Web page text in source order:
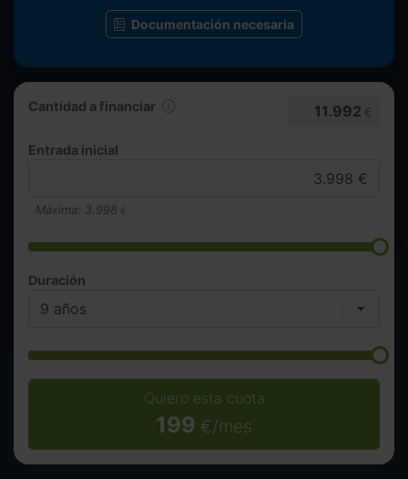
Cantidad a financiar 11.992 €
Entrada inicial
Máxima: 3.998 €
Duración
Quiero esta cuota
199 €/mes
Documentación necesaria